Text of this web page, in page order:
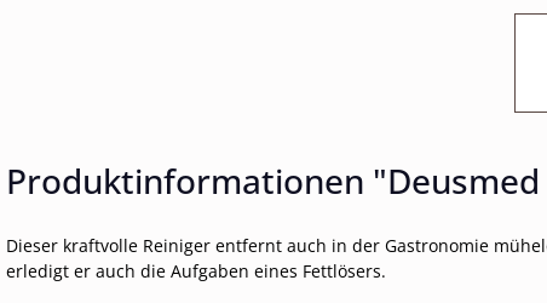
Produktinformationen
Dieser kraftvolle Reiniger entfernt auch in der Gastronomie
erledigt er auch die Aufgaben eines Fettlösers.